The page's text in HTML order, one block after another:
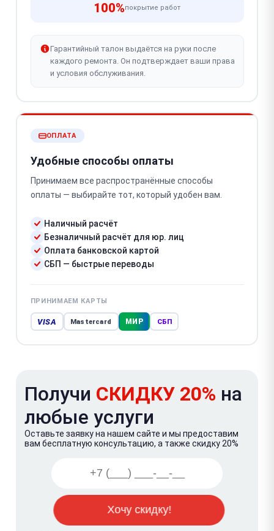
100%покрытие работ
Гарантийный талон выдаётся на руки после
каждого ремонта. Он подтверждает ваши права
и условия обслуживания.
ОПЛАТА
Удобные способы оплаты
Принимаем все распространённые способы
оплаты — выбирайте тот, который удобен вам.
Наличный расчёт
Безналичный расчёт для юр. лиц
Оплата банковской картой
СБП — быстрые переводы
ПРИНИМАЕМ КАРТЫ
VISA Mastercard МИР СБП
Получи СКИДКУ 20% на
любые услуги
Оставьте заявку на нашем сайте и мы предоставим
вам бесплатную консультацию, а также скидку 20%